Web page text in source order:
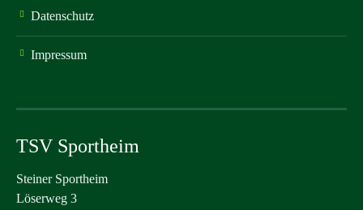
Datenschutz
Impressum
TSV Sportheim
Steiner Sportheim
Löserweg 3